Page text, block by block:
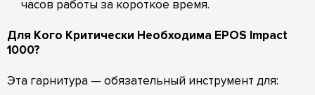
часов работы за короткое время.
Для Кого Критически Необходима EPOS Impact
1000?
Эта гарнитура — обязательный инструмент для: